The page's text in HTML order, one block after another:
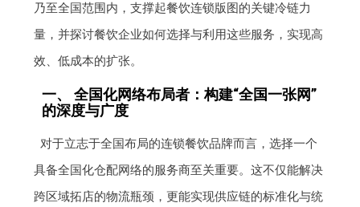
乃至全国范围内，支撑起餐饮连锁版图的关键冷链力
量，并探讨餐饮企业如何选择与利用这些服务，实现高
效、低成本的扩张。
一、 全国化网络布局者：构建“全国一张网”
的深度与广度
对于立志于全国布局的连锁餐饮品牌而言，选择一个
具备全国化仓配网络的服务商至关重要。这不仅能解决
跨区域拓店的物流瓶颈，更能实现供应链的标准化与统